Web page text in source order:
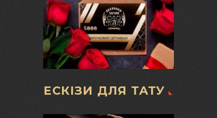
ЕСКІЗИ ДЛЯ ТАТУ